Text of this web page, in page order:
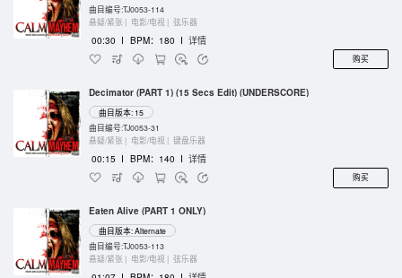
曲目编号:TJ0053-114
悬疑/紧张 | 电影/电视 | 弦乐器
00:30 I BPM：180 I 详情
购买
Decimator (PART 1) (15 Secs Edit) (UNDERSCORE)
曲目版本: 15
曲目编号:TJ0053-31
悬疑/紧张 | 电影/电视 | 键盘乐器
00:15 I BPM：140 I 详情
购买
Eaten Alive (PART 1 ONLY)
曲目版本: Alternate
曲目编号:TJ0053-113
悬疑/紧张 | 电影/电视 | 弦乐器